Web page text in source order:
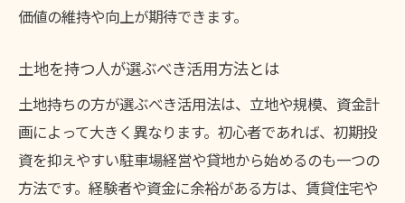
価値の維持や向上が期待できます。
土地を持つ人が選ぶべき活用方法とは
土地持ちの方が選ぶべき活用法は、立地や規模、資金計
画によって大きく異なります。初心者であれば、初期投
資を抑えやすい駐車場経営や貸地から始めるのも一つの
方法です。経験者や資金に余裕がある方は、賃貸住宅や